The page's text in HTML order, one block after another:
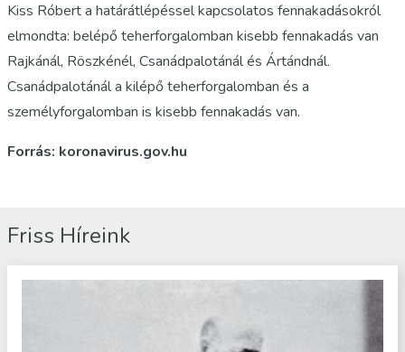
Kiss Róbert a határátlépéssel kapcsolatos fennakadásokról
elmondta: belépő teherforgalomban kisebb fennakadás van
Rajkánál, Röszkénél, Csanádpalotánál és Ártándnál.
Csanádpalotánál a kilépő teherforgalomban és a
személyforgalomban is kisebb fennakadás van.
Forrás: koronavirus.gov.hu
Friss Híreink